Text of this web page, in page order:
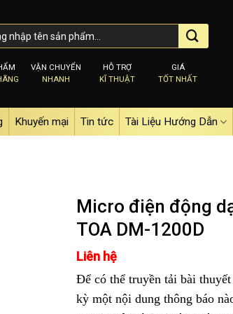
VẬN CHUYỂN
NHANH
HỖ TRỢ
KĨ THUẬT
GIÁ
TỐT NHẤT
Khuyến mại Tin tức Tài Liệu Hướng Dẫn
Micro điện động
TOA DM-1200D
Liên hệ
Để có thể truyền tải bài
kỳ một nội dung thông báo